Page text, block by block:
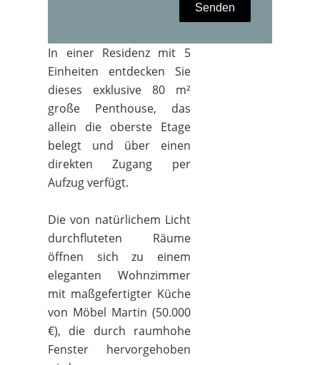
Senden
In einer Residenz mit 5
Einheiten entdecken Sie
dieses exklusive 80 m²
große Penthouse, das
allein die oberste Etage
belegt und über einen
direkten Zugang per
Aufzug verfügt.
Die von natürlichem Licht
durchfluteten Räume
öffnen sich zu einem
eleganten Wohnzimmer
mit maßgefertigter Küche
von Möbel Martin (50.000
€), die durch raumhohe
Fenster hervorgehoben